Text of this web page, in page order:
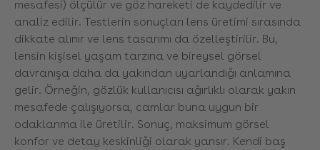
mesafesi) ölçülür ve göz hareketi de kaydedilir ve
analiz edilir. Testlerin sonuçları lens üretimi sırasında
dikkate alınır ve lens tasarımı da özelleştirilir. Bu,
lensin kişisel yaşam tarzına ve bireysel görsel
davranışa daha da yakından uyarlandığı anlamına
gelir. Örneğin, gözlük kullanıcısı ağırlıklı olarak yakın
mesafede çalışıyorsa, camlar buna uygun bir
odaklanma ile üretilir. Sonuç, maksimum görsel
konfor ve detay keskinliği olarak yansır. Kendi baş